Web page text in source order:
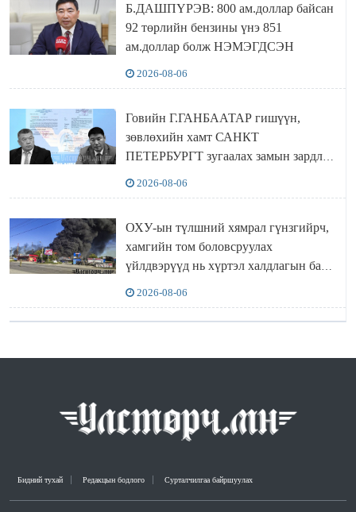
Б.ДАШПҮРЭВ: 800 ам.доллар байсан
92 төрлийн бензины үнэ 851
ам.доллар болж НЭМЭГДСЭН
2026-08-06
Говийн Г.ГАНБААТАР гишүүн,
зөвлөхийн хамт САНКТ
ПЕТЕРБУРГТ зугаалах замын зардлаа
2026-08-06
ОХУ-ын түлшний хямрал гүнзгийрч,
хамгийн том боловсруулах
үйлдвэрүүд нь хүртэл халдлагын бай
2026-08-06
Бидний тухай Редакцын бодлого Сурталчилгаа байршуулах